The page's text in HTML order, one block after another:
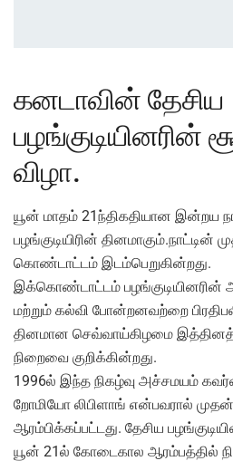
கனடாவின் தேசிய
பழங்குடியினரின்
விழா.
யூன் மாதம் 21ந்திகதியான இன்றய
பழங்குடியிரின் தினமாகும்.நாட்டின்
கொண்டாட்டம் இடம்பெறுகின்றது.
இக்கொண்டாட்டம் பழங்குடியினரின்
மற்றும் கல்வி போன்றனவற்றை
தினமான செவ்வாய்கிழமை
நிறைவை குறிக்கின்றது.
1996ல் இந்த நிகழ்வு அச்சமயம்
றோமியோ லிபிளாங் என்பவரால் முதன்
ஆரம்பிக்கப்பட்டது. தேசிய
யூன் 21ல் கோடைகால ஆரம்பத்தில்